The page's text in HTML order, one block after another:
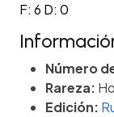
F: 6 D: 0
Número
Rareza:
Edición: